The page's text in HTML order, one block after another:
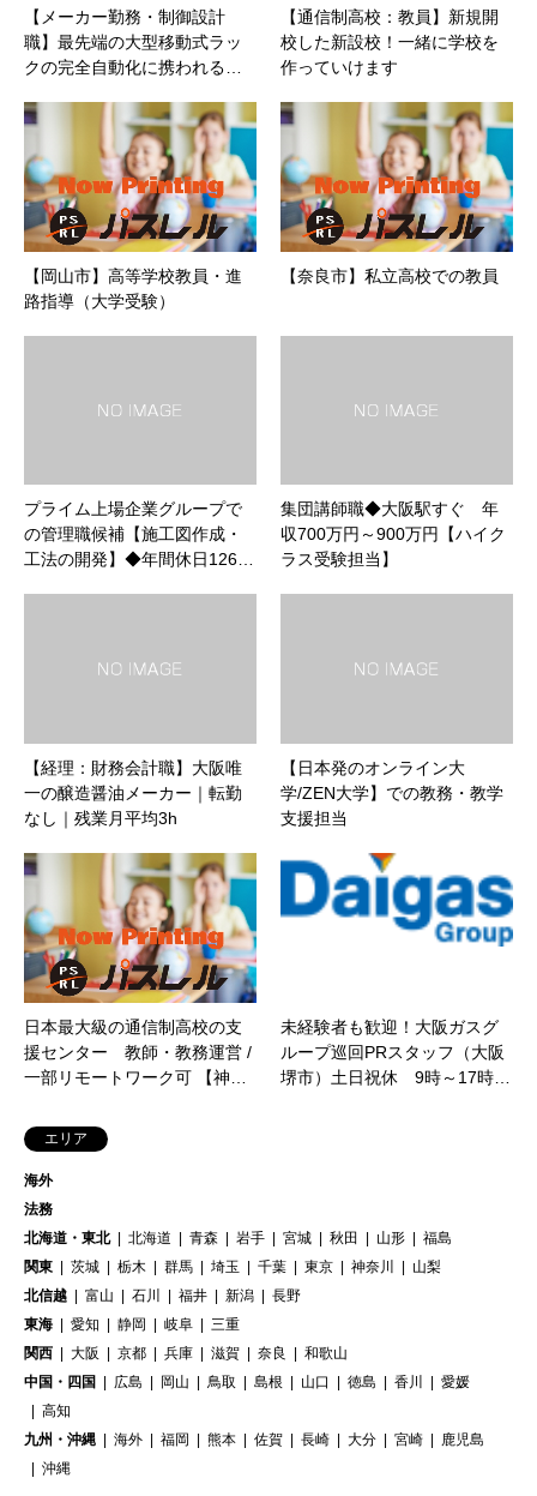
【メーカー勤務・制御設計
職】最先端の大型移動式ラッ
クの完全自動化に携われる…
【通信制高校：教員】新規開
校した新設校！一緒に学校を
作っていけます
【岡山市】高等学校教員・進
路指導（大学受験）
【奈良市】私立高校での教員
プライム上場企業グループで
の管理職候補【施工図作成・
工法の開発】◆年間休日126…
集団講師職◆大阪駅すぐ 年
収700万円～900万円【ハイク
ラス受験担当】
【経理：財務会計職】大阪唯
一の醸造醤油メーカー｜転勤
なし｜残業月平均3h
【日本発のオンライン大
学/ZEN大学】での教務・教学
支援担当
日本最大級の通信制高校の支
援センター 教師・教務運営 /
一部リモートワーク可 【神…
未経験者も歓迎！大阪ガスグ
ループ巡回PRスタッフ（大阪
堺市）土日祝休 9時～17時…
エリア
海外
法務
北海道・東北
北海道 青森 岩手 宮城 秋田 山形
福島
関東
茨城 栃木 群馬 埼玉 千葉 東京 神奈川
山梨
北信越
富山 石川 福井 新潟
長野
東海
愛知 静岡 岐阜
三重
関西
大阪 京都 兵庫 滋賀 奈良
和歌山
中国・四国
広島 岡山 鳥取 島根 山口 徳島 香川
愛媛
高知
九州・沖縄
海外 福岡 熊本 佐賀 長崎 大分 宮崎
鹿児島
沖縄